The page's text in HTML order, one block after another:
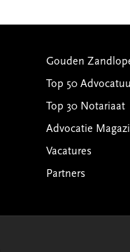
Gouden
Top 50
Top 30 Notariaat
Advocatie
Vacatures
Partners